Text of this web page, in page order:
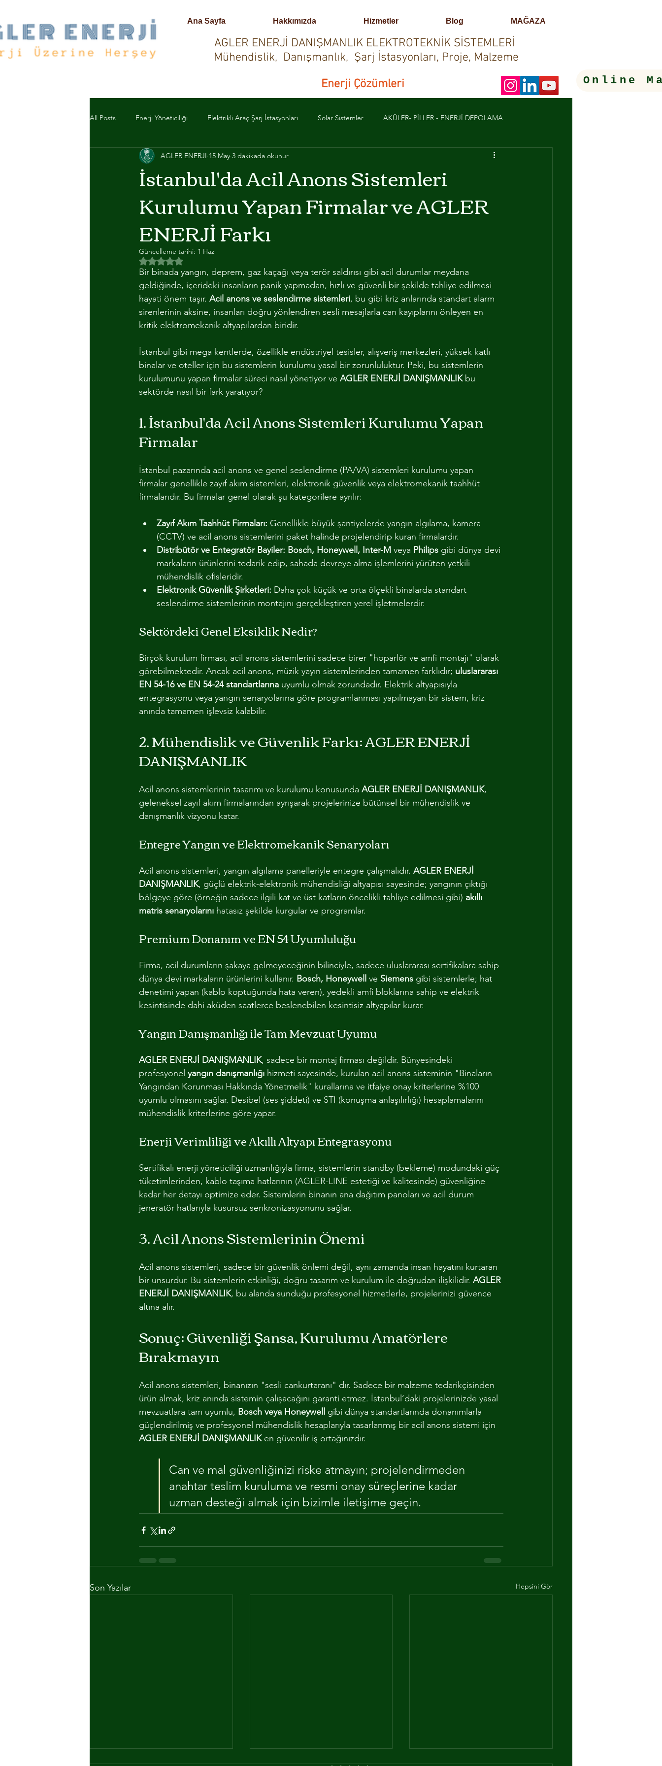
Ana Sayfa Hakkımızda Hizmetler Blog MAĞAZA
AGLER ENERJİ DANIŞMANLIK ELEKTROTEKNİK SİSTEMLERİ
Mühendislik, Danışmanlık, Şarj İstasyonları, Proje, Malzeme
Enerji Çözümleri
Online
All Posts Enerji Yöneticiliği Elektrikli Araç Şarj İstasyonları Solar Sistemler AKÜLER- PİLLER - ENERJİ DEPOLAMA
ELEKTRİK MALZEME ACİL DURUM AYDINLATMA-YÖNLENDİRME
AYDINLATMA ALUMINYUM MODUL VE KANALLAR
İstanbul'da Acil Anons Sistemleri
Kurulumu Yapan Firmalar ve AGLER
ENERJİ Farkı
AGLER ENERJI 15 May 3 dakikada okunur
Güncelleme tarihi: 1 Haz
5 üzerinden NaN yıldız
Bir binada yangın, deprem, gaz kaçağı veya terör saldırısı gibi acil durumlar meydana
geldiğinde, içerideki insanların panik yapmadan, hızlı ve güvenli bir şekilde tahliye edilmesi
hayati önem taşır. Acil anons ve seslendirme sistemleri, bu gibi kriz anlarında standart alarm
sirenlerinin aksine, insanları doğru yönlendiren sesli mesajlarla can kayıplarını önleyen en
kritik elektromekanik altyapılardan biridir.
İstanbul gibi mega kentlerde, özellikle endüstriyel tesisler, alışveriş merkezleri, yüksek katlı
binalar ve oteller için bu sistemlerin kurulumu yasal bir zorunluluktur. Peki, bu sistemlerin
kurulumunu yapan firmalar süreci nasıl yönetiyor ve AGLER ENERJİ DANIŞMANLIK bu
sektörde nasıl bir fark yaratıyor?
1. İstanbul'da Acil Anons Sistemleri Kurulumu Yapan
Firmalar
İstanbul pazarında acil anons ve genel seslendirme (PA/VA) sistemleri kurulumu yapan
firmalar genellikle zayıf akım sistemleri, elektronik güvenlik veya elektromekanik taahhüt
firmalarıdır. Bu firmalar genel olarak şu kategorilere ayrılır:
Zayıf Akım Taahhüt Firmaları: Genellikle büyük şantiyelerde yangın algılama, kamera
(CCTV) ve acil anons sistemlerini paket halinde projelendirip kuran firmalardır.
Distribütör ve Entegratör Bayiler: Bosch, Honeywell, Inter-M veya Philips gibi dünya devi
markaların ürünlerini tedarik edip, sahada devreye alma işlemlerini yürüten yetkili
mühendislik ofisleridir.
Elektronik Güvenlik Şirketleri: Daha çok küçük ve orta ölçekli binalarda standart
seslendirme sistemlerinin montajını gerçekleştiren yerel işletmelerdir.
Sektördeki Genel Eksiklik Nedir?
Birçok kurulum firması, acil anons sistemlerini sadece birer "hoparlör ve amfi montajı" olarak
görebilmektedir. Ancak acil anons, müzik yayın sistemlerinden tamamen farklıdır; uluslararası
EN 54-16 ve EN 54-24 standartlarına uyumlu olmak zorundadır. Elektrik altyapısıyla
entegrasyonu veya yangın senaryolarına göre programlanması yapılmayan bir sistem, kriz
anında tamamen işlevsiz kalabilir.
2. Mühendislik ve Güvenlik Farkı: AGLER ENERJİ
DANIŞMANLIK
Acil anons sistemlerinin tasarımı ve kurulumu konusunda AGLER ENERJİ DANIŞMANLIK,
geleneksel zayıf akım firmalarından ayrışarak projelerinize bütünsel bir mühendislik ve
danışmanlık vizyonu katar.
Entegre Yangın ve Elektromekanik Senaryoları
Acil anons sistemleri, yangın algılama panelleriyle entegre çalışmalıdır. AGLER ENERJİ
DANIŞMANLIK, güçlü elektrik-elektronik mühendisliği altyapısı sayesinde; yangının çıktığı
bölgeye göre (örneğin sadece ilgili kat ve üst katların öncelikli tahliye edilmesi gibi) akıllı
matris senaryolarını hatasız şekilde kurgular ve programlar.
Premium Donanım ve EN 54 Uyumluluğu
Firma, acil durumların şakaya gelmeyeceğinin bilinciyle, sadece uluslararası sertifikalara sahip
dünya devi markaların ürünlerini kullanır. Bosch, Honeywell ve Siemens gibi sistemlerle; hat
denetimi yapan (kablo koptuğunda hata veren), yedekli amfi bloklarına sahip ve elektrik
kesintisinde dahi aküden saatlerce beslenebilen kesintisiz altyapılar kurar.
Yangın Danışmanlığı ile Tam Mevzuat Uyumu
AGLER ENERJİ DANIŞMANLIK, sadece bir montaj firması değildir. Bünyesindeki
profesyonel yangın danışmanlığı hizmeti sayesinde, kurulan acil anons sisteminin "Binaların
Yangından Korunması Hakkında Yönetmelik" kurallarına ve itfaiye onay kriterlerine %100
uyumlu olmasını sağlar. Desibel (ses şiddeti) ve STI (konuşma anlaşılırlığı) hesaplamalarını
mühendislik kriterlerine göre yapar.
Enerji Verimliliği ve Akıllı Altyapı Entegrasyonu
Sertifikalı enerji yöneticiliği uzmanlığıyla firma, sistemlerin standby (bekleme) modundaki güç
tüketimlerinden, kablo taşıma hatlarının (AGLER-LINE estetiği ve kalitesinde) güvenliğine
kadar her detayı optimize eder. Sistemlerin binanın ana dağıtım panoları ve acil durum
jeneratör hatlarıyla kusursuz senkronizasyonunu sağlar.
3. Acil Anons Sistemlerinin Önemi
Acil anons sistemleri, sadece bir güvenlik önlemi değil, aynı zamanda insan hayatını kurtaran
bir unsurdur. Bu sistemlerin etkinliği, doğru tasarım ve kurulum ile doğrudan ilişkilidir. AGLER
ENERJİ DANIŞMANLIK, bu alanda sunduğu profesyonel hizmetlerle, projelerinizi güvence
altına alır.
Sonuç: Güvenliği Şansa, Kurulumu Amatörlere
Bırakmayın
Acil anons sistemleri, binanızın "sesli cankurtaranı" dır. Sadece bir malzeme tedarikçisinden
ürün almak, kriz anında sistemin çalışacağını garanti etmez. İstanbul’daki projelerinizde yasal
mevzuatlara tam uyumlu, Bosch veya Honeywell
gibi dünya standartlarında donanımlarla
güçlendirilmiş ve profesyonel mühendislik hesaplarıyla tasarlanmış bir acil anons sistemi için
AGLER ENERJİ DANIŞMANLIK en güvenilir iş ortağınızdır.
Can ve mal güvenliğinizi riske atmayın; projelendirmeden
anahtar teslim kuruluma ve resmi onay süreçlerine kadar
uzman desteği almak için bizimle iletişime geçin.
Son Yazılar Hepsini Gör